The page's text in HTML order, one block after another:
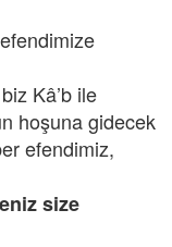
Kâ’b ile
hoşuna gidecek
efendimiz,
size